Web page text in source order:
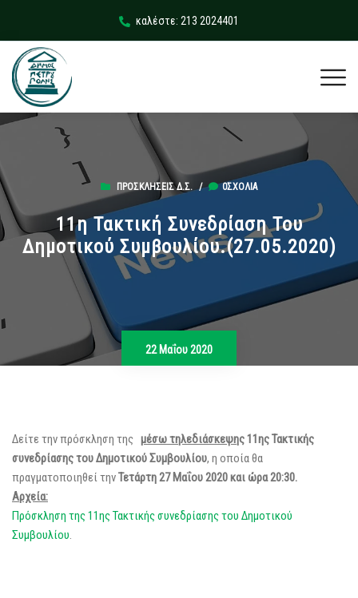
καλέστε: 213 2024401
ΠΡΟΣΚΛΉΣΕΙΣ Δ.Σ. / 0ΣΧΌΛΙΑ
11η Τακτική Συνεδρίαση Του
Δημοτικού Συμβουλίου.(27.05.2020)
22 Μαΐου 2020
Δείτε την πρόσκληση της μέσω τηλεδιάσκεψης11ης Τακτικής
συνεδρίασης του Δημοτικού Συμβουλίου, η οποία θα
πραγματοποιηθεί τηνΤετάρτη 27 Μαΐου 2020 και ώρα 20:30.
Αρχεία:
Πρόσκληση της 11ης Τακτικής συνεδρίασης του Δημοτικού
Συμβουλίου.